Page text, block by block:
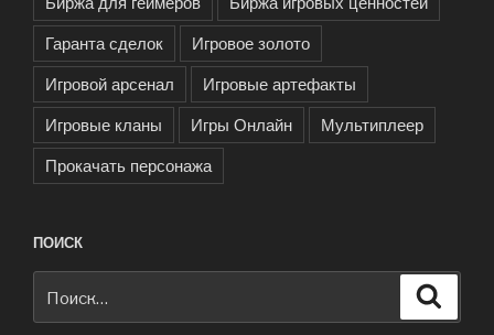
Гаранта сделок
Игровое золото
Игровой арсенал
Игровые артефакты
Игровые кланы
Игры Онлайн
Мультиплеер
Прокачать персонажа
ПОИСК